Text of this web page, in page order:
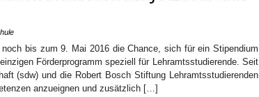
bis zum 9. Mai 2016 die Chance, sich für ein Stipendium
Förderprogramm speziell für Lehramtsstudierende. Seit
(sdw) und die Robert Bosch Stiftung Lehramtsstudierenden
anzueignen und zusätzlich […]